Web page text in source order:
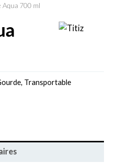
700 ml
, Transportable